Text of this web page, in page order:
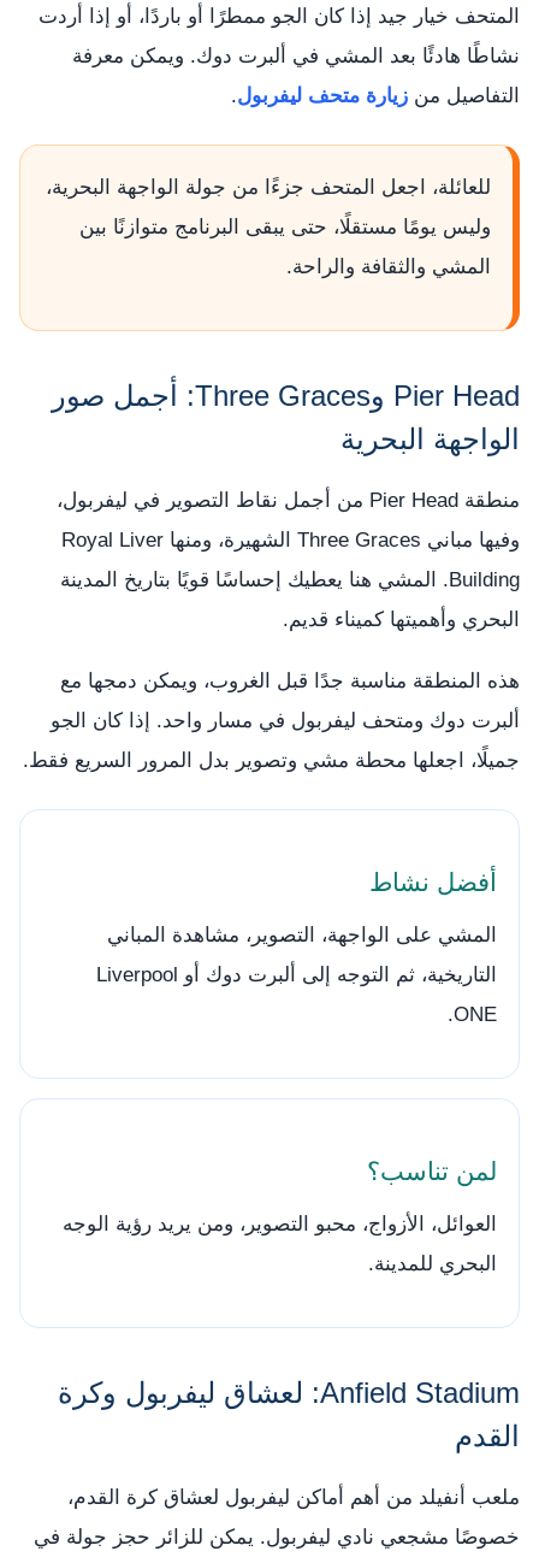
المتحف خيار جيد إذا كان الجو ممطرًا أو باردًا، أو إذا أردت
نشاطًا هادئًا بعد المشي في ألبرت دوك. ويمكن معرفة
التفاصيل من زيارة متحف ليفربول.
للعائلة، اجعل المتحف جزءًا من جولة الواجهة البحرية،
وليس يومًا مستقلًا، حتى يبقى البرنامج متوازنًا بين
المشي والثقافة والراحة.
Pier Head وThree Graces: أجمل صور
الواجهة البحرية
منطقة Pier Head من أجمل نقاط التصوير في ليفربول،
وفيها مباني Three Graces الشهيرة، ومنها Royal Liver
Building. المشي هنا يعطيك إحساسًا قويًا بتاريخ المدينة
البحري وأهميتها كميناء قديم.
هذه المنطقة مناسبة جدًا قبل الغروب، ويمكن دمجها مع
ألبرت دوك ومتحف ليفربول في مسار واحد. إذا كان الجو
جميلًا، اجعلها محطة مشي وتصوير بدل المرور السريع فقط.
أفضل نشاط
المشي على الواجهة، التصوير، مشاهدة المباني
التاريخية، ثم التوجه إلى ألبرت دوك أو Liverpool
ONE.
لمن تناسب؟
العوائل، الأزواج، محبو التصوير، ومن يريد رؤية الوجه
البحري للمدينة.
Anfield Stadium: لعشاق ليفربول وكرة
القدم
ملعب أنفيلد من أهم أماكن ليفربول لعشاق كرة القدم،
خصوصًا مشجعي نادي ليفربول. يمكن للزائر حجز جولة في